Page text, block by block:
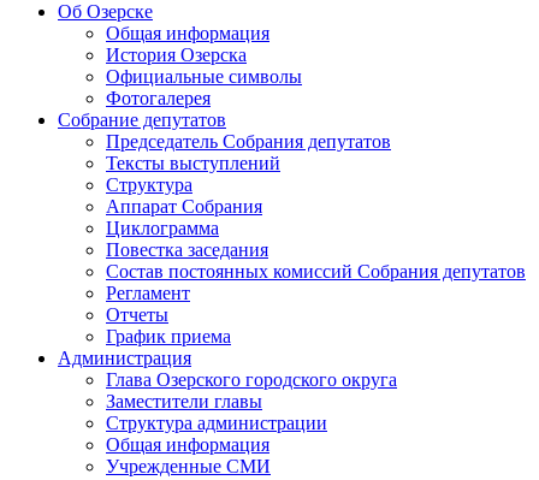
Об Озерске
Общая информация
История Озерска
Официальные символы
Фотогалерея
Собрание депутатов
Председатель Собрания депутатов
Тексты выступлений
Структура
Аппарат Собрания
Циклограмма
Повестка заседания
Состав постоянных комиссий Собрания депутатов
Регламент
Отчеты
График приема
Администрация
Глава Озерского городского округа
Заместители главы
Структура администрации
Общая информация
Учрежденные СМИ